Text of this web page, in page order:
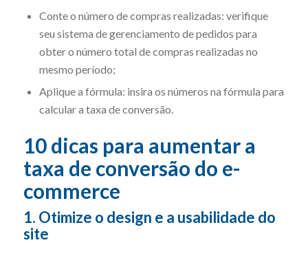
Conte o número de compras realizadas: verifique
seu sistema de gerenciamento de pedidos para
obter o número total de compras realizadas no
mesmo período;
Aplique a fórmula: insira os números na fórmula para
calcular a taxa de conversão.
10 dicas para aumentar a
taxa de conversão do e-
commerce
1. Otimize o design e a usabilidade do
site